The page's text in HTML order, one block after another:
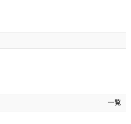
一覧